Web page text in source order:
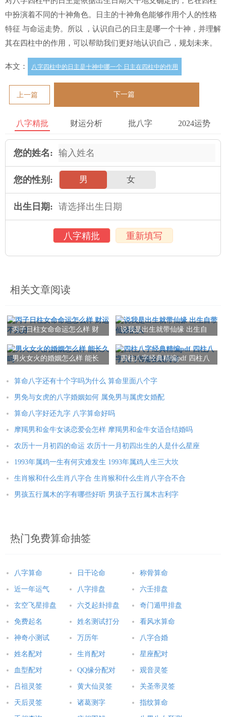
中扮演着不同的十神角色。日主的十神角色能够作用个人的性格
特征 与命运走势。所以 ，认识自己的日主是哪一个十神，并理解
其在四柱中的作用，可以帮助我们更好地认识自己，规划未来。
本文： 八字四柱中的日主是十神中哪一个 日主在四柱中的作用
上一篇 下一篇
八字精批 财运分析 批八字 2024运势
您的姓名:
您的性别: 男 女
出生日期:
八字精批 重新填写
相关文章阅读
丙子日柱女命命运怎么样 财
说我是出生就带仙缘 出生自
男火女火的婚姻怎么样 能长
四柱八字经典精编pdf 四柱八
算命八字还有十个字吗为什么 算命里面八个字
男免与女虎的八字婚姻如何 属免男与属虎女婚配
算命八字好还九字 八字算命好吗
摩羯男和金牛女谈恋爱会怎样 摩羯男和金牛女适合结婚吗
农历十一月初四的命运 农历十一月初四出生的人是什么星座
1993年属鸡一生有何灾难发生 1993年属鸡人生三大坎
生肖猴和什么生肖八字合 生肖猴和什么生肖八字合不合
男孩五行属木的字有哪些好听 男孩子五行属木吉利字
热门免费算命抽签
八字算命 日干论命 称骨算命
近一年运气 八字排盘 六壬排盘
玄空飞星排盘 六爻起卦排盘 奇门遁甲排盘
免费起名 姓名测试打分 看风水算命
神奇小测试 万历年 八字合婚
姓名配对 生肖配对 星座配对
血型配对 QQ缘分配对 观音灵签
吕祖灵签 黄大仙灵签 关圣帝灵签
天后灵签 诸葛测字 指纹算命